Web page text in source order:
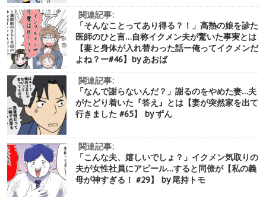
関連記事:
「そんなことってあり得る？！」高熱の娘を診た
医師のひと言…自称イクメン夫が驚いた事実とは
【妻と身体が入れ替わった話ー俺ってイクメンだ
よね？ー#46】by あおば
関連記事:
「なんで謝らないんだ？」謝るのをやめた妻…夫
がたどり着いた『答え』とは【妻が突然家を出て
行きました #65】 by ずん
関連記事:
「こんな夫、嬉しいでしょ？」イクメン気取りの
夫が女性社員にアピール…すると同僚が【私の義
母が神すぎる！ #29】 by 尾持トモ